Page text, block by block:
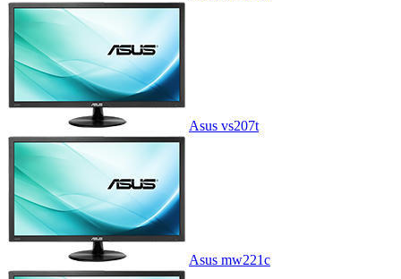
Asus vs207t
Asus mw221c